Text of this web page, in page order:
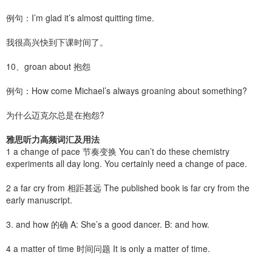
例句：I’m glad it’s almost quitting time.
我很高兴快到下课时间了。
10、groan about 抱怨
例句：How come Michael’s always groaning about something?
为什么迈克尔总是在抱怨?
雅思听力高频词汇及用法
1 a change of pace 节奏变换 You can’t do these chemistry
experiments all day long. You certainly need a change of pace.
2 a far cry from 相距甚远 The published book is far cry from the
early manuscript.
3. and how 的确 A: She’s a good dancer. B: and how.
4 a matter of time 时间问题 It is only a matter of time.